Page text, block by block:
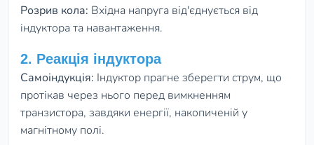
Розрив кола: Вхідна напруга від'єднується від
індуктора та навантаження.
2. Реакція індуктора
Самоіндукція: Індуктор прагне зберегти струм, що
протікав через нього перед вимкненням
транзистора, завдяки енергії, накопиченій у
магнітному полі.